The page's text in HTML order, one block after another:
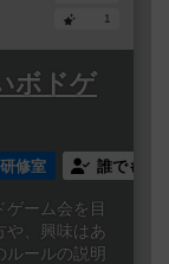
1
ボドゲ
修室 誰でも参
ーム会を目
や、興味はあ
ルールの説明